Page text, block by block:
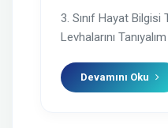
3. Sınıf Hayat
Levhalarını
Devamını Oku